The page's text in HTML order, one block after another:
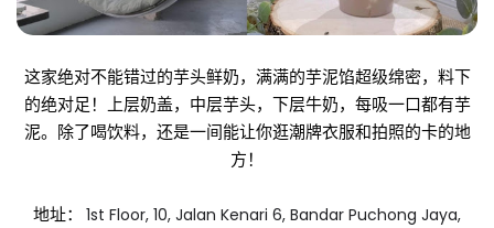
这家绝对不能错过的芋头鲜奶，满满的芋泥馅超级绵密，料下
的绝对足！上层奶盖，中层芋头，下层牛奶，每吸一口都有芋
泥。除了喝饮料，还是一间能让你逛潮牌衣服和拍照的卡的地
方！
地址：
1st Floor, 10, Jalan Kenari 6, Bandar Puchong Jaya,